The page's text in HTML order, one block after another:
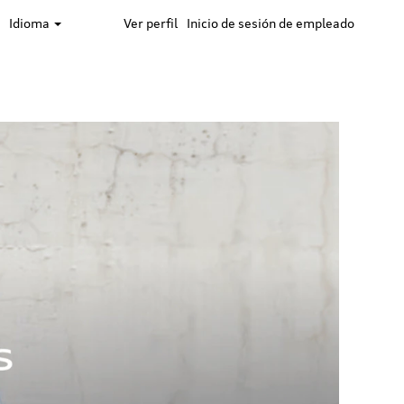
Idioma Ver perfil Inicio de sesión de empleado